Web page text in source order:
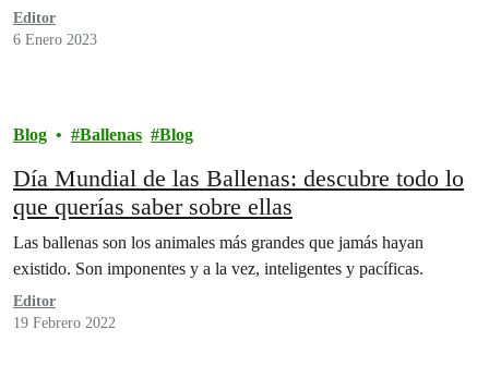
Editor
6 Enero 2023
Blog Ballenas Blog
Día Mundial de las Ballenas: descubre todo lo
que querías saber sobre ellas
Las ballenas son los animales más grandes que jamás hayan
existido. Son imponentes y a la vez, inteligentes y pacíficas.
Editor
19 Febrero 2022